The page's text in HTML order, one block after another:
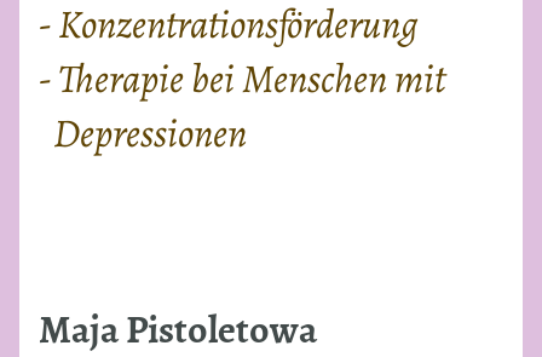
- Konzentrationsförderung
- Therapie bei Menschen mit
Depressionen
Maja Pistoletowa